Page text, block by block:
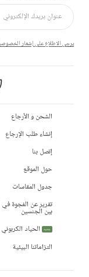
يرجى الاطلاع على إشعار
الشحن و الأرجاع
إنشاء طلب الإرجاع
إتصل بنا
حول الموقع
جدول المقاسات
تقرير عن الفجوة في
بين الجنسين
جديد
الحياد الكربوني
التزاماتنا البيئية